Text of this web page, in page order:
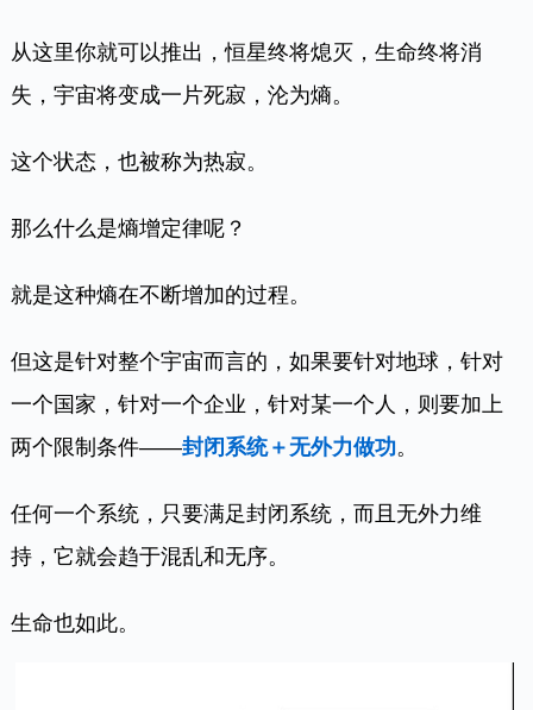
从这里你就可以推出，恒星终将熄灭，生命终将消
失，宇宙将变成一片死寂，沦为熵。
这个状态，也被称为热寂。
那么什么是熵增定律呢？
就是这种熵在不断增加的过程。
但这是针对整个宇宙而言的，如果要针对地球，针对
一个国家，针对一个企业，针对某一个人，则要加上
两个限制条件——封闭系统＋无外力做功。
任何一个系统，只要满足封闭系统，而且无外力维
持，它就会趋于混乱和无序。
生命也如此。